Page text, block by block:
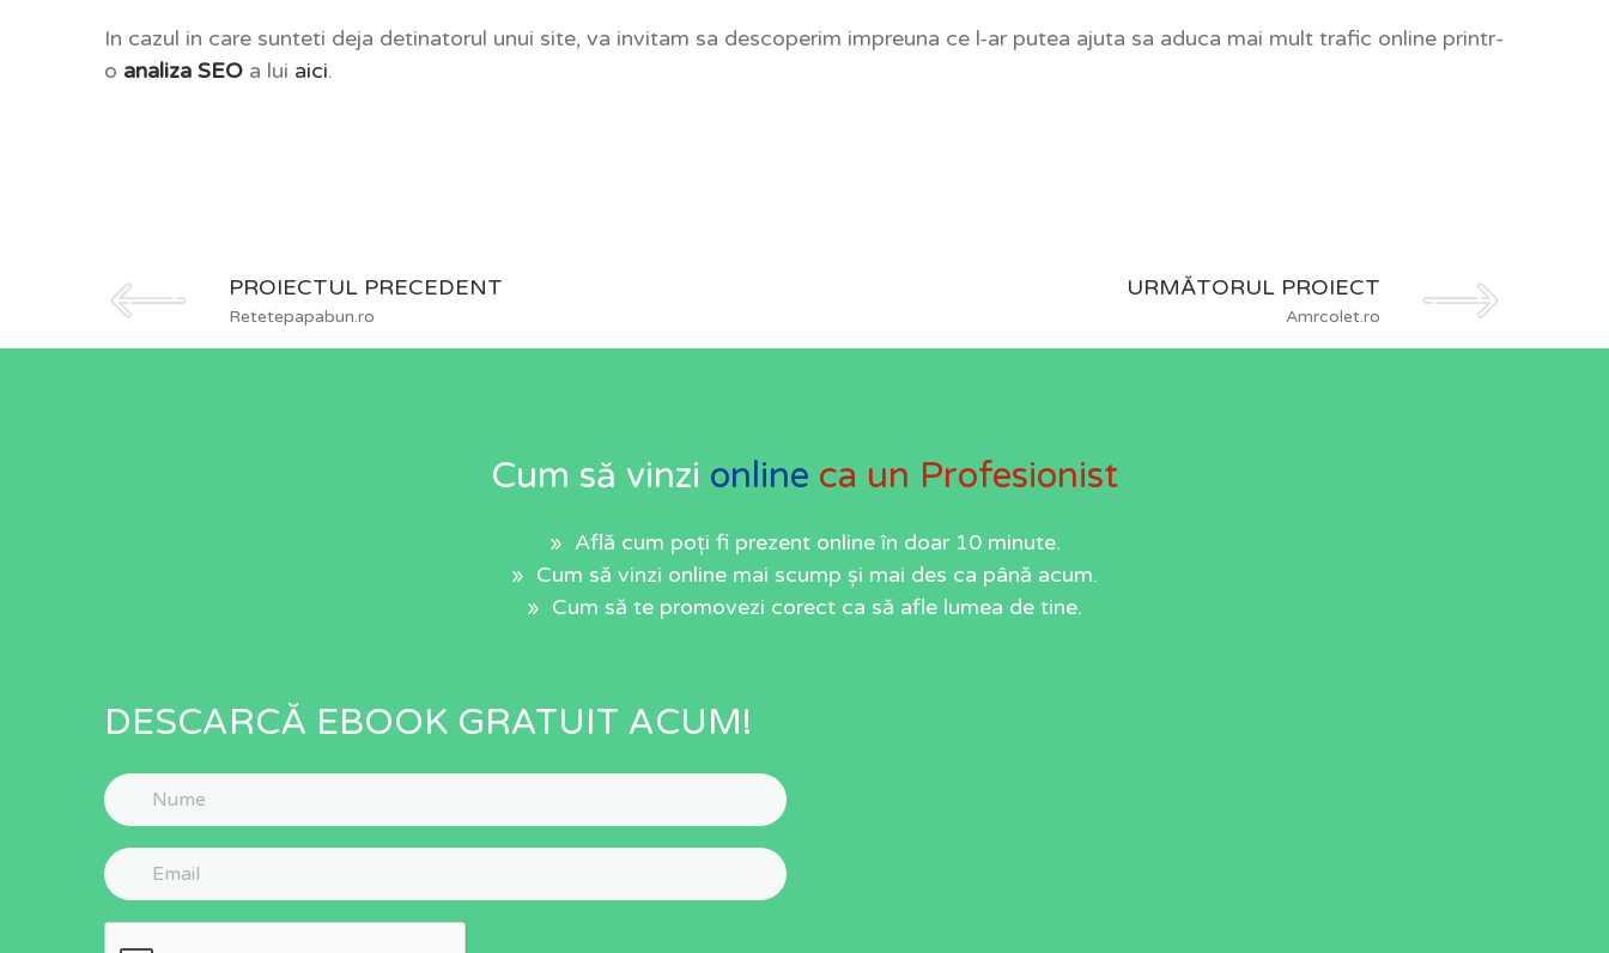
In cazul in care sunteti deja detinatorul unui site, va invitam sa descoperim impreuna ce l-ar putea ajuta sa aduca mai mult trafic online printr-
o analiza SEO a lui aici.
PROIECTUL PRECEDENT
Retetepapabun.ro
URMĂTORUL PROIECT
Amrcolet.ro
Cum să vinzi online ca un Profesionist
» Află cum poți fi prezent online în doar 10 minute.
» Cum să vinzi online mai scump și mai des ca până acum.
» Cum să te promovezi corect ca să afle lumea de tine.
DESCARCĂ EBOOK GRATUIT ACUM!